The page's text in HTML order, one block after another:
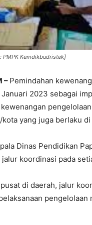
PMPK Kemdikbudristek]
– Pemindahan
2023 sebagai
yang juga berlaku
Dinas Pendidikan
koordinasi pada
di daerah, jalur